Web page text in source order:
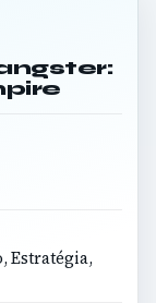
Estratégia,